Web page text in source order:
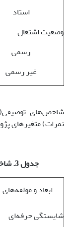
استاد
وضعیت اشتغال
رسمی
غیر رسمی
شاخص‌های
نمرات) متغیرهای پژوهش در
جدول 3. شاخص‌های توصیفی متغیرهای پژوهش
ابعاد و مولفه‌های
شایستگی حرفه‌ای